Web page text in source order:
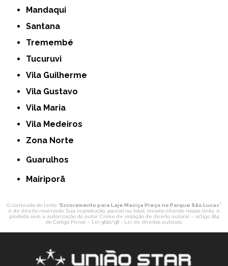
Mandaqui
Santana
Tremembé
Tucuruvi
Vila Guilherme
Vila Gustavo
Vila Maria
Vila Medeiros
Zona Norte
Guarulhos
Mairiporã
O conteúdo do texto "Escoramento para Laje Maciça Preço no Parque São Lucas"
é de direito reservado. Sua reprodução, parcial ou total, mesmo citando nossos links, é
proibida sem a autorização do autor. Crime de violação de direito autoral – artigo 184
do Código Penal – Lei 9610/98 - Lei de direitos autorais.